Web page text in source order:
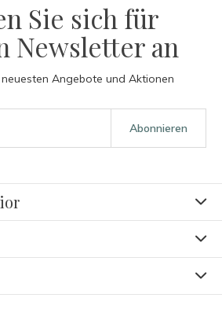
Sie sich für
Newsletter an
Angebote und Aktionen
Abonnieren